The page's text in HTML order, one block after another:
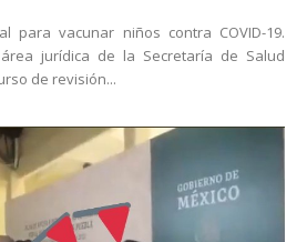
para vacunar niños contra COVID-19.
área jurídica de la Secretaría de Salud
de revisión...